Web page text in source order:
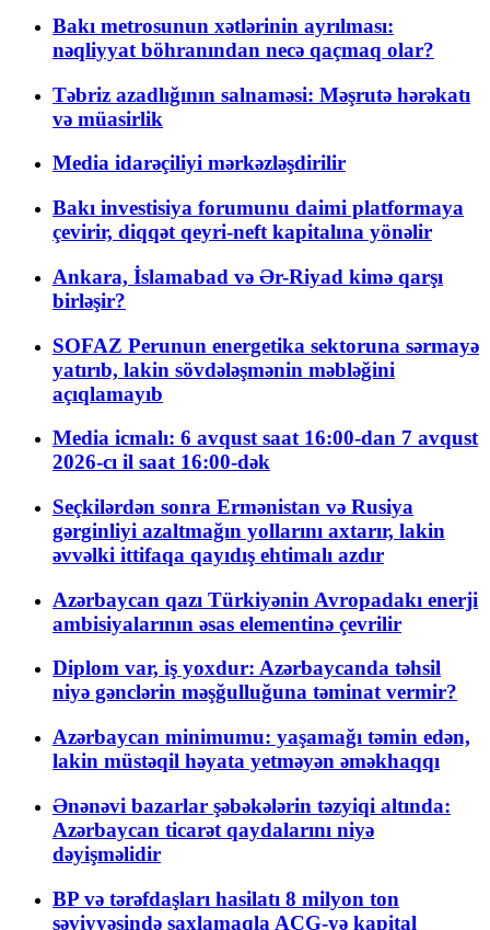
Bakı metrosunun xətlərinin ayrılması:
nəqliyyat böhranından necə qaçmaq olar?
Təbriz azadlığının salnaməsi: Məşrutə hərəkatı
və müasirlik
Media idarəçiliyi mərkəzləşdirilir
Bakı investisiya forumunu daimi platformaya
çevirir, diqqət qeyri-neft kapitalına yönəlir
Ankara, İslamabad və Ər-Riyad kimə qarşı
birləşir?
SOFAZ Perunun energetika sektoruna sərmayə
yatırıb, lakin sövdələşmənin məbləğini
açıqlamayıb
Media icmalı: 6 avqust saat 16:00-dan 7 avqust
2026-cı il saat 16:00-dək
Seçkilərdən sonra Ermənistan və Rusiya
gərginliyi azaltmağın yollarını axtarır, lakin
əvvəlki ittifaqa qayıdış ehtimalı azdır
Azərbaycan qazı Türkiyənin Avropadakı enerji
ambisiyalarının əsas elementinə çevrilir
Diplom var, iş yoxdur: Azərbaycanda təhsil
niyə gənclərin məşğulluğuna təminat vermir?
Azərbaycan minimumu: yaşamağı təmin edən,
lakin müstəqil həyata yetməyən əməkhaqqı
Ənənəvi bazarlar şəbəkələrin təzyiqi altında:
Azərbaycan ticarət qaydalarını niyə
dəyişməlidir
BP və tərəfdaşları hasilatı 8 milyon ton
səviyyəsində saxlamaqla AÇG-yə kapital